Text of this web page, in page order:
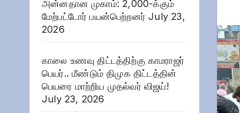
அன்னதான முகாம்: 2,000-க்கும்
மேற்பட்டோர் பயன்பெற்றனர் July 23,
2026
காலை உணவு திட்டத்திற்கு காமராஜர்
பெயர்.. மீண்டும் திமுக திட்டத்தின்
பெயரை மாற்றிய முதல்வர் விஜய்!
July 23, 2026